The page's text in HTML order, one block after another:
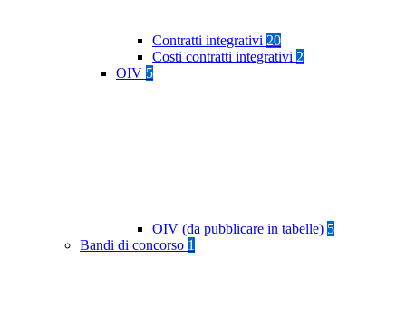
Contratti integrativi 20
Costi contratti integrativi 2
OIV 5
OIV (da pubblicare in tabelle) 5
Bandi di concorso 1